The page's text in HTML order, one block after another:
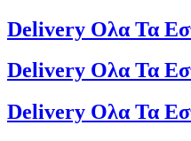
Delivery Ολα Τα
Delivery Ολα Τα
Delivery Ολα Τα